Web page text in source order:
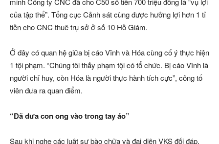
của tập thể”. Tổng cục Cảnh sát cùng được hưởng lợi hơn 1 tỉ
tiền cho CNC thuê trụ sở ở số 10 Hồ Giám.
Ở đây có quan hệ giữa bị cáo Vĩnh và Hóa cùng cố ý thực hiện
1 tội phạm. “Chúng tôi thấy phạm tội có tổ chức. Bị cáo Vĩnh là
người chỉ huy, còn Hóa là người thực hành tích cực”, công tố
viên đưa ra quan điểm.
“Đã đưa con ong vào trong tay áo”
Sau khi nghe các luật sư bào chữa và đại diện VKS đối đáp,